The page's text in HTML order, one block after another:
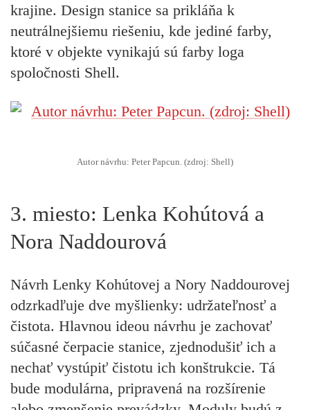
krajine. Design stanice sa prikláňa k
neutrálnejšiemu riešeniu, kde jediné farby,
ktoré v objekte vynikajú sú farby loga
spoločnosti Shell.
Autor návrhu: Peter Papcun. (zdroj: Shell)
3. miesto: Lenka Kohútová a
Nora Naddourová
Návrh Lenky Kohútovej a Nory Naddourovej
odzrkadľuje dve myšlienky: udržateľnosť a
čistota. Hlavnou ideou návrhu je zachovať
súčasné čerpacie stanice, zjednodušiť ich a
nechať vystúpiť čistotu ich konštrukcie. Tá
bude modulárna, pripravená na rozšírenie